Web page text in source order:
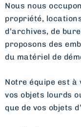
Nous nous
propriété,
d’archives, de
proposons des
du matériel de
Notre équipe est
vos objets lourds
que de vos objets